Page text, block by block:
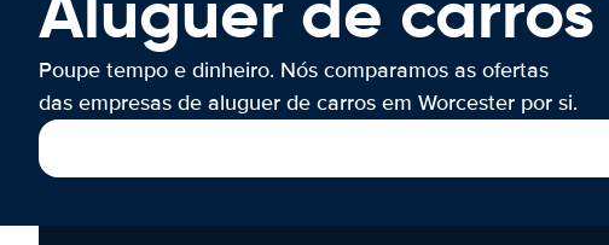
Poupe tempo e dinheiro. Nós comparamos as ofertas
das empresas de aluguer de carros em Worcester por si.